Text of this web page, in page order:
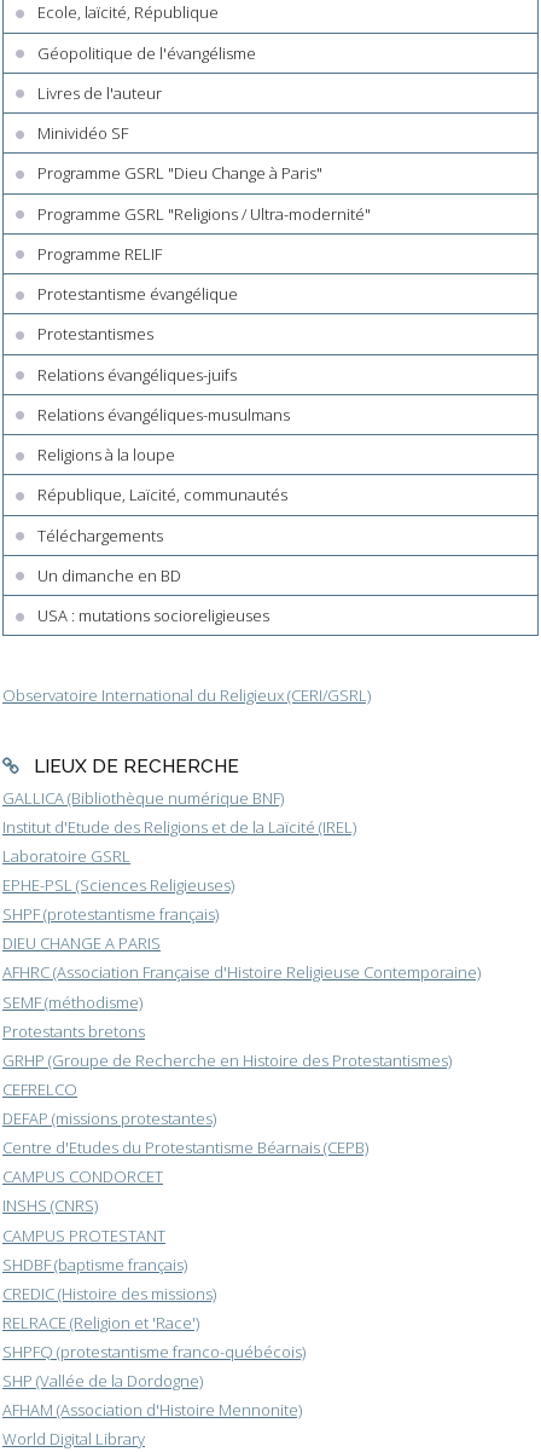
Ecole, laïcité, République
Géopolitique de l'évangélisme
Livres de l'auteur
Minividéo SF
Programme GSRL "Dieu Change à Paris"
Programme GSRL "Religions / Ultra-modernité"
Programme RELIF
Protestantisme évangélique
Protestantismes
Relations évangéliques-juifs
Relations évangéliques-musulmans
Religions à la loupe
République, Laïcité, communautés
Téléchargements
Un dimanche en BD
USA : mutations socioreligieuses
Observatoire International du Religieux (CERI/GSRL)
LIEUX DE RECHERCHE
GALLICA (Bibliothèque numérique BNF)
Institut d'Etude des Religions et de la Laïcité (IREL)
Laboratoire GSRL
EPHE-PSL (Sciences Religieuses)
SHPF (protestantisme français)
DIEU CHANGE A PARIS
AFHRC (Association Française d'Histoire Religieuse Contemporaine)
SEMF (méthodisme)
Protestants bretons
GRHP (Groupe de Recherche en Histoire des Protestantismes)
CEFRELCO
DEFAP (missions protestantes)
Centre d'Etudes du Protestantisme Béarnais (CEPB)
CAMPUS CONDORCET
INSHS (CNRS)
CAMPUS PROTESTANT
SHDBF (baptisme français)
CREDIC (Histoire des missions)
RELRACE (Religion et 'Race')
SHPFQ (protestantisme franco-québécois)
SHP (Vallée de la Dordogne)
AFHAM (Association d'Histoire Mennonite)
World Digital Library